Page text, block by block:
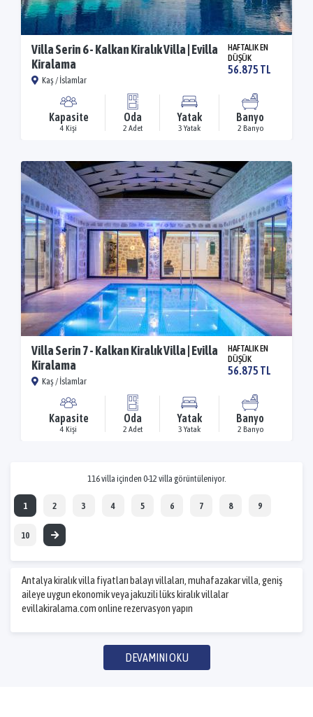
Villa Serin 6 - Kalkan Kiralık Villa | Evilla
Kiralama
Kaş / İslamlar
HAFTALIK EN
DÜŞÜK
56.875 TL
Kapasite
4 Kişi
Oda
2 Adet
Yatak
3 Yatak
Banyo
2 Banyo
Villa Serin 7 - Kalkan Kiralık Villa | Evilla
Kiralama
Kaş / İslamlar
HAFTALIK EN
DÜŞÜK
56.875 TL
Kapasite
4 Kişi
Oda
2 Adet
Yatak
3 Yatak
Banyo
2 Banyo
116 villa içinden 0-12 villa görüntüleniyor.
1 2 3 4 5 6 7 8 9
10
Antalya kiralık villa fiyatları balayı villaları, muhafazakar villa, geniş
aileye uygun ekonomik veya jakuzili lüks kiralık villalar
evillakiralama.com online rezervasyon yapın
DEVAMINI OKU